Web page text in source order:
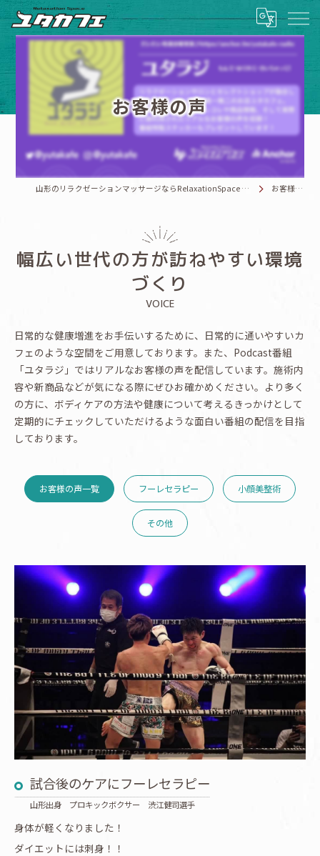
お客様の声
山形のリラクゼーションマッサージならRelaxationSpace ユタカフェ お客様の声
幅広い世代の方が訪ねやすい環境
づくり
VOICE
日常的な健康増進をお手伝いするために、日常的に通いやすいカ
フェのような空間をご用意しております。また、Podcast番組
「ユタラジ」ではリアルなお客様の声を配信しています。施術内
容や新商品などが気になる際にぜひお確かめください。より多く
の方に、ボディケアの方法や健康について考えるきっかけとして
定期的にチェックしていただけるような面白い番組の配信を目指
しております。
お客様の声一覧 フーレセラピー 小顔美整術
その他
試合後のケアにフーレセラピー
山形出身 プロキックボクサー 渋江健司選手
身体が軽くなりました！
ダイエットには刺身！！